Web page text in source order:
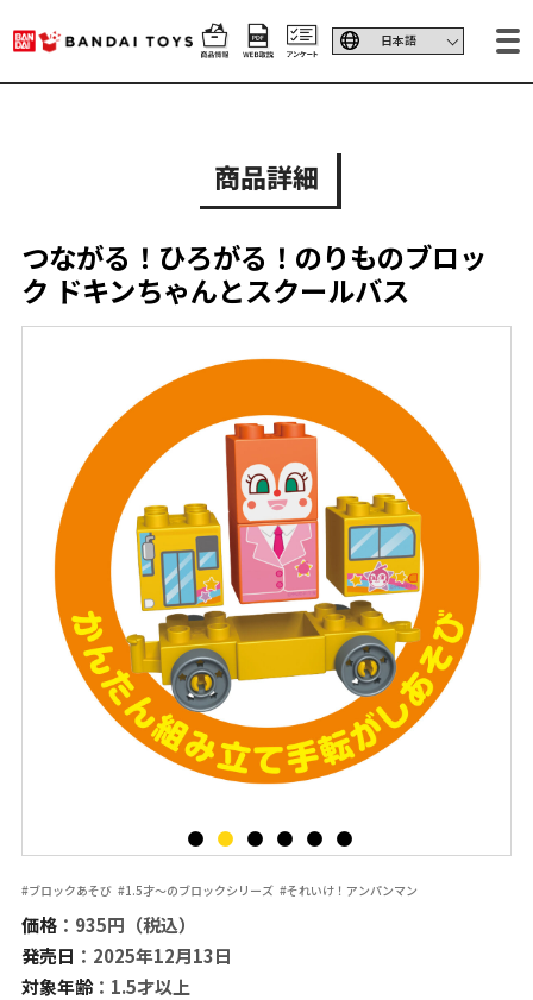
商品詳細
つながる！ひろがる！のりものブロッ
ク ドキンちゃんとスクールバス
#ブロックあそび #1.5才～のブロックシリーズ #それいけ！アンパンマン
価格：935円（税込）
発売日 ：2025年12月13日
対象年齢：1.5才以上